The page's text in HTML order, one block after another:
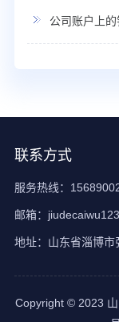
公司账户上
联系方式
服务热线：
邮箱：
地址：山东省淄博
Copyright © 2023